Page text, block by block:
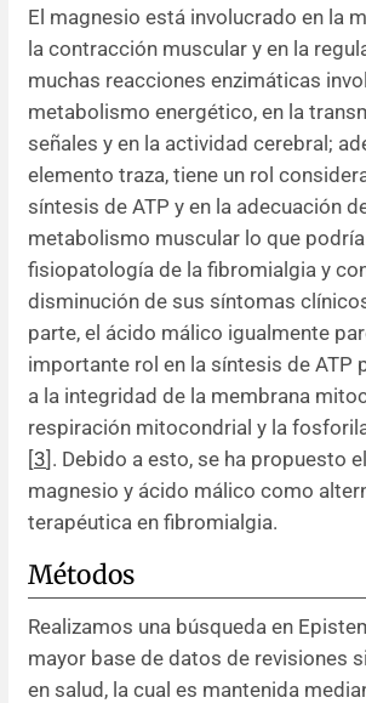
El magnesio está involucrado en la
la contracción muscular y en la
muchas reacciones enzimáticas
metabolismo energético, en la
señales y en la actividad cerebral;
elemento traza, tiene un rol
síntesis de ATP y en la adecuación
metabolismo muscular lo que
fisiopatología de la fibromialgia y
disminución de sus síntomas
parte, el ácido málico igualmente
importante rol en la síntesis de ATP
a la integridad de la membrana
respiración mitocondrial y la
[3]. Debido a esto, se ha propuesto
magnesio y ácido málico como
terapéutica en fibromialgia.
Métodos
Realizamos una búsqueda en
mayor base de datos de revisiones
en salud, la cual es mantenida